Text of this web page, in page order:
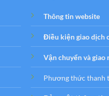
Thông tin website
Điều kiện giao dịch
Vận chuyển và giao
Phương thức thanh